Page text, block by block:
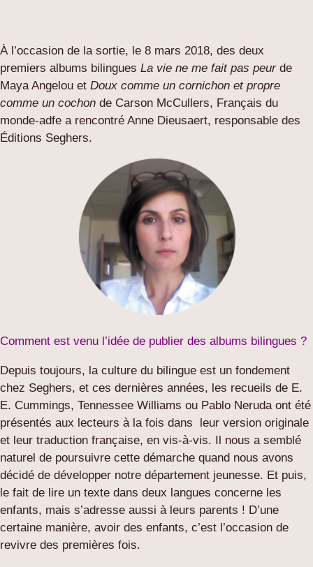
À l’occasion de la sortie, le 8 mars 2018, des deux
premiers albums bilingues La vie ne me fait pas peurde
Maya Angelou et Doux comme un cornichon et propre
comme un cochon de Carson McCullers, Français du
monde-adfe a rencontré Anne Dieusaert, responsable des
Éditions Seghers.
Comment est venu l’idée de publier des albums bilingues ?
Depuis toujours, la culture du bilingue est un fondement
chez Seghers, et ces dernières années, les recueils de E.
E. Cummings, Tennessee Williams ou Pablo Neruda ont été
présentés aux lecteurs à la fois dans leur version originale
et leur traduction française, en vis-à-vis. Il nous a semblé
naturel de poursuivre cette démarche quand nous avons
décidé de développer notre département jeunesse. Et puis,
le fait de lire un texte dans deux langues concerne les
enfants, mais s’adresse aussi à leurs parents ! D’une
certaine manière, avoir des enfants, c’est l’occasion de
revivre des premières fois.